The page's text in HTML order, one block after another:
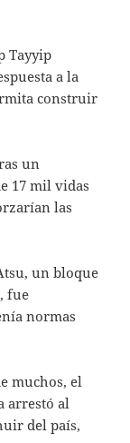
Tayyip
a la
construir
un
17 mil vidas
las
un bloque
fue
normas
muchos, el
arrestó al
del país,